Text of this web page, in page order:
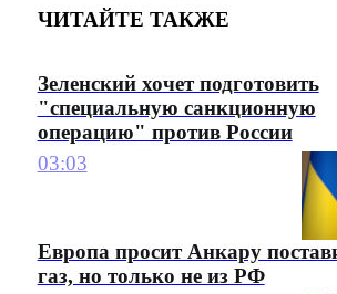
ЧИТАЙТЕ ТАКЖЕ
Зеленский хочет подготовить
"специальную санкционную
операцию" против России
03:03
Европа просит Анкару
газ, но только не из РФ